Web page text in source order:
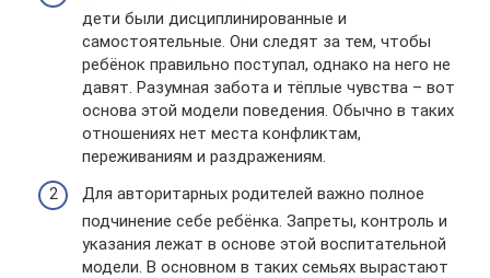
дети были дисциплинированные и
самостоятельные. Они следят за тем, чтобы
ребёнок правильно поступал, однако на него не
давят. Разумная забота и тёплые чувства – вот
основа этой модели поведения. Обычно в таких
отношениях нет места конфликтам,
переживаниям и раздражениям.
Для авторитарных родителей важно полное
подчинение себе ребёнка. Запреты, контроль и
указания лежат в основе этой воспитательной
модели. В основном в таких семьях вырастают